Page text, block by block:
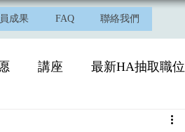
成果 FAQ 聯絡我們
講座 最新HA抽取職位